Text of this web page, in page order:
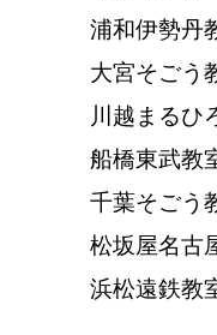
浦和伊勢丹
大宮そごう
川越まるひ
船橋東武教
千葉そごう
松坂屋名古
浜松遠鉄教